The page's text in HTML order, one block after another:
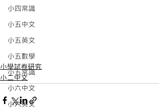
小四常識
小五中文
小五英文
小五數學
小五常識
小六中文
小六英文
小學試卷研究
小二中文